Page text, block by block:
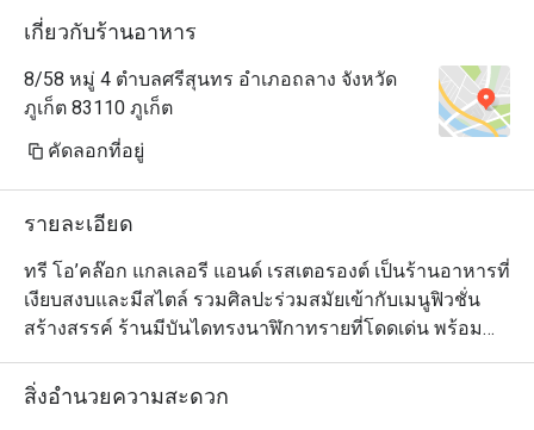
เกี่ยวกับร้านอาหาร
8/58 หมู่ 4 ตำบลศรีสุนทร อำเภอถลาง จังหวัด
ภูเก็ต 83110 ภูเก็ต
คัดลอกที่อยู่
รายละเอียด
ทรี โอ’คล๊อก แกลเลอรี แอนด์ เรสเตอรองต์ เป็นร้านอาหารที่
เงียบสงบและมีสไตล์ รวมศิลปะร่วมสมัยเข้ากับเมนูฟิวชั่น
สร้างสรรค์ ร้านมีบันไดทรงนาฬิกาทรายที่โดดเด่น พร้อม
ด้วยหลังคากระจกและวิวสวน ให้บรรยากาศสงบเหมาะกับ
คนรักศิลปะและผู้ที่ต้องการมื้ออาหารผ่อนคลาย เมนูเน้น
สิ่งอำนวยความสะดวก